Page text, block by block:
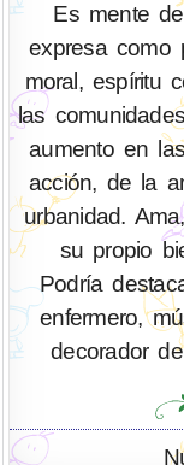
Es mente
expresa como
moral, espíritu
las
aumento en
acción, de la
urbanidad.
su propio
Podría
enfermero,
decorador